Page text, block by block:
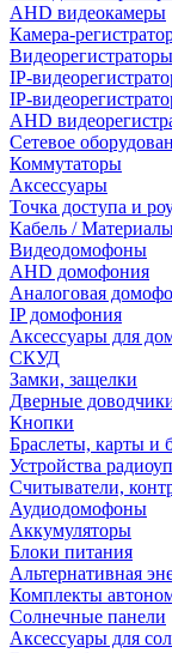
AHD видеокамеры
Камера-
Видеорегистраторы
IP-
IP-
AHD
Сетевое
Коммутаторы
Аксессуары
Точка доступа и
Кабель /
Видеодомофоны
AHD домофония
Аналоговая
IP домофония
Аксессуары для
СКУД
Замки, защелки
Дверные
Кнопки
Браслеты, карты и
Устройства
Считыватели,
Аудиодомофоны
Аккумуляторы
Блоки питания
Альтернативная
Комплекты
Солнечные панели
Аксессуары для